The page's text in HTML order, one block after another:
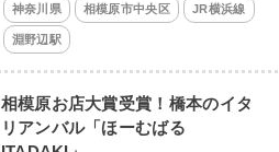
神奈川県 相模原市中央区 JR横浜線
淵野辺駅
相模原お店大賞受賞！橋本のイタ
リアンバル「ほーむばる